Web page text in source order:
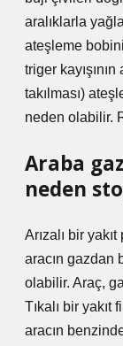
aralıklarla
ateşleme bobini
triger kayışının
takılması)
neden olabilir.
Araba
neden
Arızalı bir
aracın gazdan
olabilir. Araç,
Tıkalı bir
aracın